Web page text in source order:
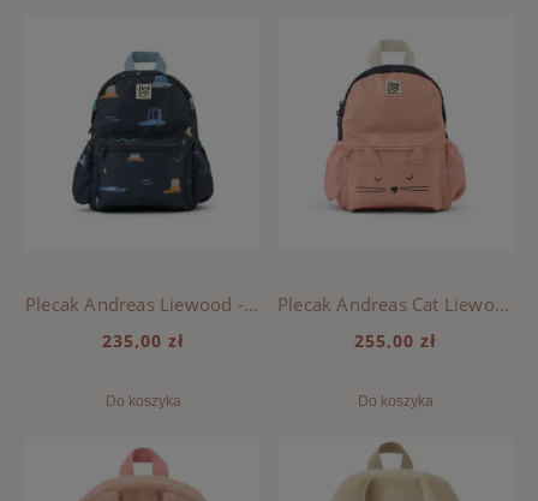
Plecak Andreas Liewood - CARS / CLASSIC NAVY
235,00 zł
Do koszyka
Plecak Andreas Cat Liewood - PALE TUSCANY MULTI MIX
255,00 zł
Do koszyka